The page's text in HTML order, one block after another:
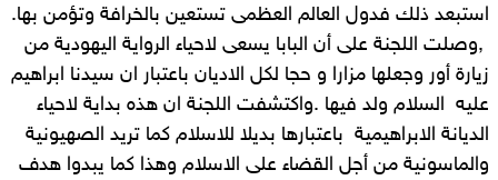
استبعد ذلك فدول العالم العظمى تستعين بالخرافة وتؤمن بها.
,وصلت اللجنة على أن البابا يسعى لاحياء الرواية اليهودية من
زيارة أور وجعلها مزارا و حجا لكل الاديان باعتبار ان سيدنا ابراهيم
عليه السلام ولد فيها .واكتشفت اللجنة ان هذه بداية لاحياء
الديانة الابراهيمية باعتبارها بديلا للاسلام كما تريد الصهيونية
والماسونية من أجل القضاء على الاسلام وهذا كما يبدوا هدف